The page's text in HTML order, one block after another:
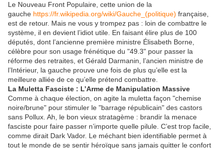
Le Nouveau Front Populaire, cette union de la
gauche https://fr.wikipedia.org/wiki/Gauche_(politique) française,
est de retour. Mais ne vous y trompez pas : loin de combattre le
système, il en devient l’idiot utile. En faisant élire plus de 100
députés, dont l’ancienne première ministre Élisabeth Borne,
célèbre pour son usage frénétique du "49.3" pour passer la
réforme des retraites, et Gérald Darmanin, l’ancien ministre de
l’Intérieur, la gauche prouve une fois de plus qu’elle est la
meilleure alliée de ce qu’elle prétend combattre.
La Muletta Fasciste : L’Arme de Manipulation Massive
Comme à chaque élection, on agite la muletta façon "chemise
noire/brune" pour stimuler le "barrage républicain" des castors
sans Pollux. Ah, le bon vieux stratagème : brandir la menace
fasciste pour faire passer n’importe quelle pilule. C’est trop facile,
comme dirait Dark Vador. Le méchant bien identifiable permet à
tout le monde de se sentir héroïque sans jamais quitter le confort